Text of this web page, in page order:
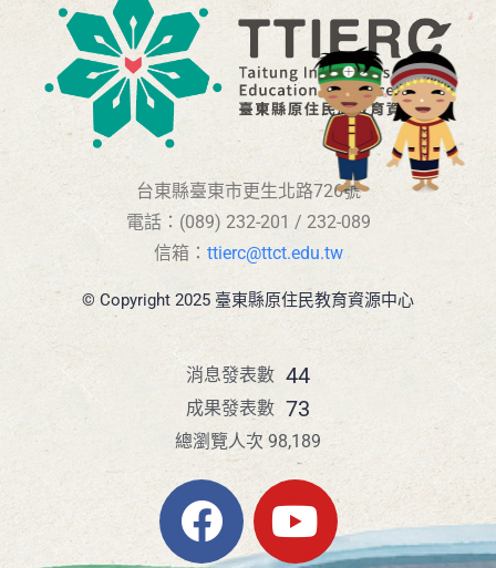
台東縣臺東市更生北路726號
電話：(089) 232-201 / 232-089
信箱： ttierc@ttct.edu.tw
© Copyright 2025 臺東縣原住民教育資源中心
44
消息發表數
73
成果發表數
總瀏覽人次 98,189